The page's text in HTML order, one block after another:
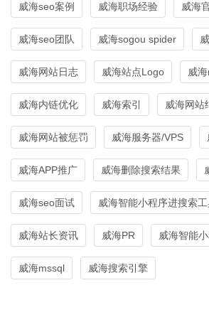
威海seo案例 威海职场经验 威海
威海seo团队 威海sogou spider
威海网站日志 威海站点Logo 威
威海内链优化 威海索引 威海网站
威海网站被惩罚 威海服务器/VPS
威海APP推广 威海删除搜索结果
威海seo面试 威海智能小程序进搜索
威海站长资讯 威海PR 威海智能
威海mssql 威海搜索引擎